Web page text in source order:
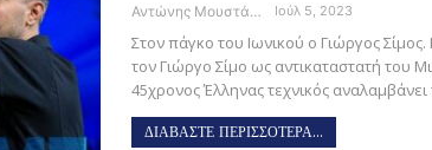
Αντώνης Μουστάκας Ιούλ 5, 2023
Στον πάγκο του Ιωνικού ο Γιώργος
τον Γιώργο Σίμο ως αντικαταστατή του
45χρονος Έλληνας τεχνικός
ΔΙΑΒΑΣΤΕ ΠΕΡΙΣΣΟΤΕΡΑ...